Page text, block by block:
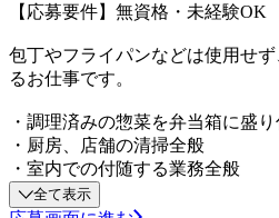
【応募要件】無資格・未経験OK
包丁やフライパンなどは使用せ
るお仕事です。
・調理済みの惣菜を弁当箱に盛
・厨房、店舗の清掃全般
・室内での付随する業務全般
全て表示